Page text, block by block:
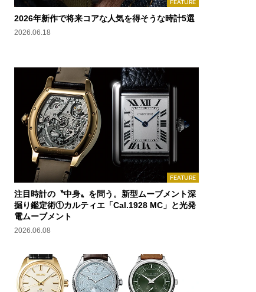
FEATURE
2026年新作で将来コアな人気を得そうな時計5選
2026.06.18
FEATURE
注目時計の〝中身〟を問う。新型ムーブメント深
掘り鑑定術①カルティエ「Cal.1928 MC」と光発
電ムーブメント
2026.06.08